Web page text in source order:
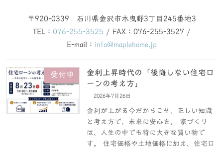
〒920-0339 石川県金沢市木曳野3丁目245番地3
TEL： 076-255-3525 / FAX：076-255-3527 /
E-mail： info@maplehome.jp
受付中
金利上昇時代の「後悔しない住宅ロ
ーンの考え方」
2026年7月26日
金利が上がる今だからこそ、正しい知識
と考え方で、未来に安心を。 家づくり
は、人生の中でも特に大きな買い物で
す。 住宅価格や土地価格に加え、住宅ロ